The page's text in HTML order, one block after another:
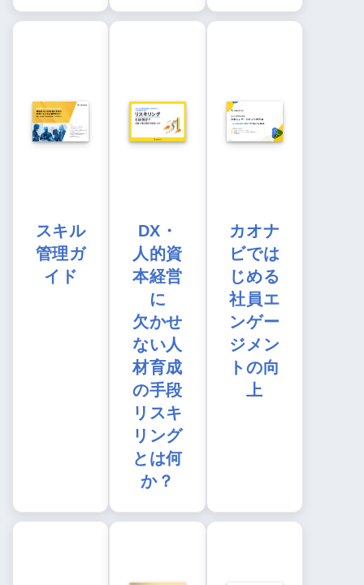
スキル
管理ガ
イド
DX・
人的資
本経営
に
欠かせ
ない人
材育成
の手段
リスキ
リング
とは何
か？
カオナ
ビでは
じめる
社員エ
ンゲー
ジメン
トの向
上